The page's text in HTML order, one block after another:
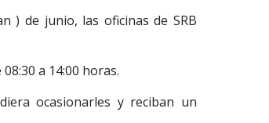
) de junio, las oficinas de SRB
a 14:00 horas.
ocasionarles y reciban un